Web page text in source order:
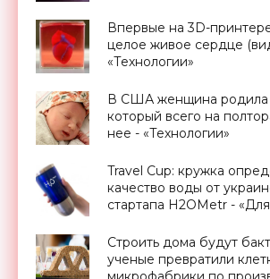
Впервые на 3D-
целое живое сердце
«Технологии»
В США женщина родила
который всего на
нее - «Технологии»
Travel Cup: кружка
качество воды от
стартапа H2OMetr -
Строить дома будут
ученые превратили